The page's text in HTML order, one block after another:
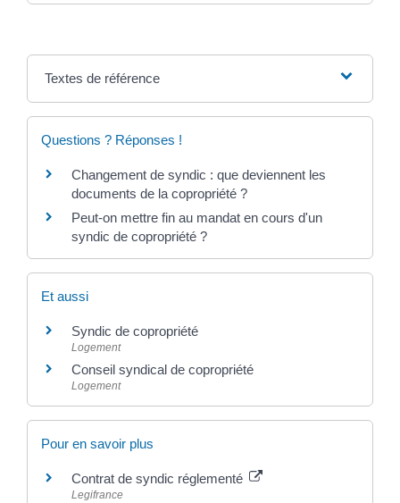
Textes de référence
Questions ? Réponses !
Changement de syndic : que deviennent les
documents de la copropriété ?
Peut-on mettre fin au mandat en cours d'un
syndic de copropriété ?
Et aussi
Syndic de copropriété
Logement
Conseil syndical de copropriété
Logement
Pour en savoir plus
Contrat de syndic réglementé
Legifrance